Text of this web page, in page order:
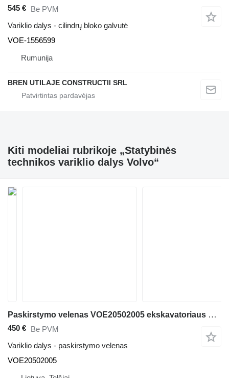
545 € Be PVM
Variklio dalys - cilindrų bloko galvutė
VOE-1556599
Rumunija
BREN UTILAJE CONSTRUCTII SRL
Kiti modeliai rubrikoje „Statybinės
technikos variklio dalys Volvo“
Paskirstymo velenas VOE20502005 ekskavatoriaus Volvo EW160B
450 € Be PVM
Variklio dalys - paskirstymo velenas
VOE20502005